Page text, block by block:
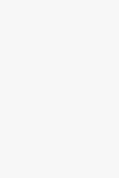
Die Bundesländer mit der
Nordrhein-Westfalen 18.
Bayern 13.331,1
Baden-Württemberg
Allein in diesen 3 Ländern
Einwohner der